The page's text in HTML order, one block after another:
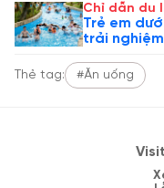
Chỉ dẫn du
Trẻ em
trải
Thẻ tag: #Ăn uống